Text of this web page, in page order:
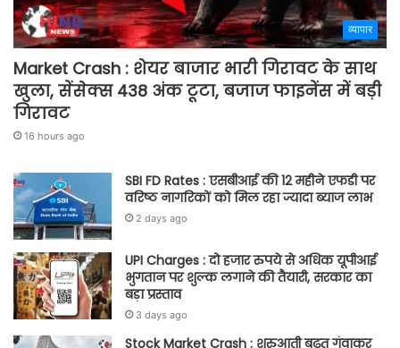
व्यापार
Market Crash : शेयर बाजार भारी गिरावट के साथ
खुला, सेंसेक्स 438 अंक टूटा, बजाज फाइनेंस में बड़ी
गिरावट
16 hours ago
SBI FD Rates : एसबीआई की 12 महीने एफडी पर
वरिष्ठ नागरिकों को मिल रहा ज्यादा ब्याज लाभ
2 days ago
UPI Charges : दो हजार रुपये से अधिक यूपीआई
भुगतान पर शुल्क लगाने की तैयारी, सरकार का
बड़ा प्रस्ताव
3 days ago
Stock Market Crash : शुरुआती बढ़त गंवाकर